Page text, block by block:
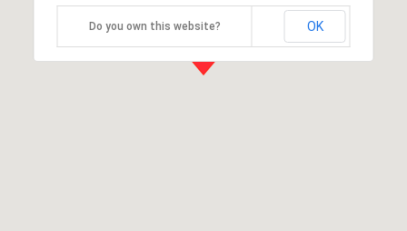
Do you own this website? OK